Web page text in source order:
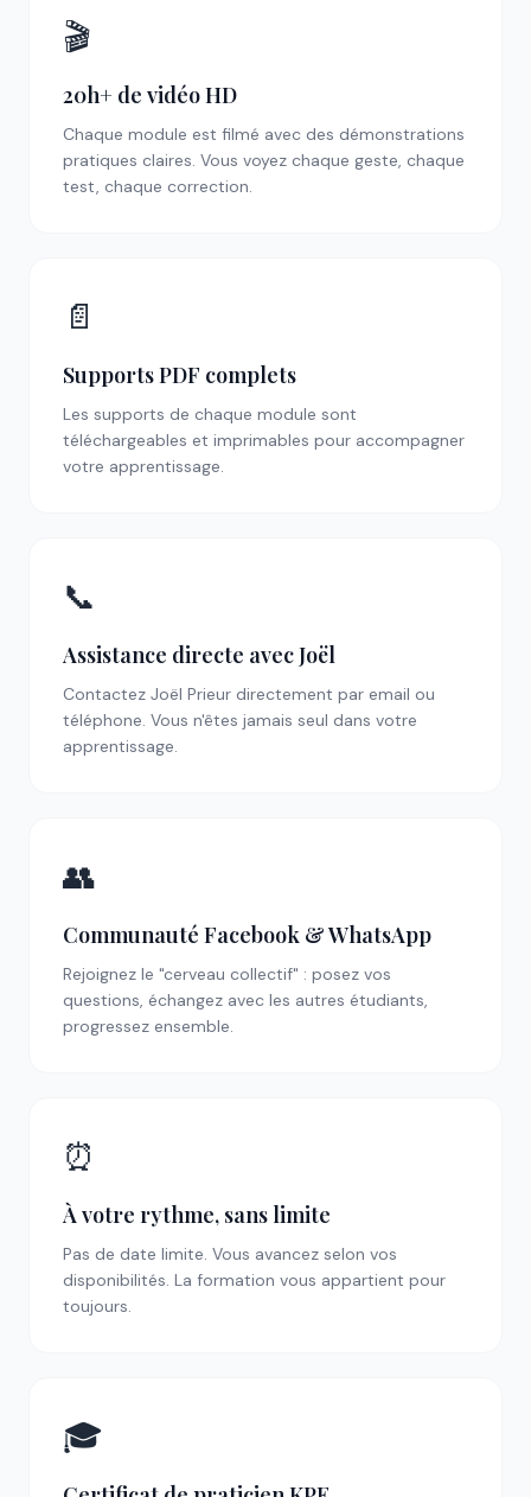
🎬
20h+ de vidéo HD
Chaque module est filmé avec des démonstrations
pratiques claires. Vous voyez chaque geste, chaque
test, chaque correction.
📄
Supports PDF complets
Les supports de chaque module sont
téléchargeables et imprimables pour accompagner
votre apprentissage.
📞
Assistance directe avec Joël
Contactez Joël Prieur directement par email ou
téléphone. Vous n'êtes jamais seul dans votre
apprentissage.
👥
Communauté Facebook & WhatsApp
Rejoignez le "cerveau collectif" : posez vos
questions, échangez avec les autres étudiants,
progressez ensemble.
⏰
À votre rythme, sans limite
Pas de date limite. Vous avancez selon vos
disponibilités. La formation vous appartient pour
toujours.
🎓